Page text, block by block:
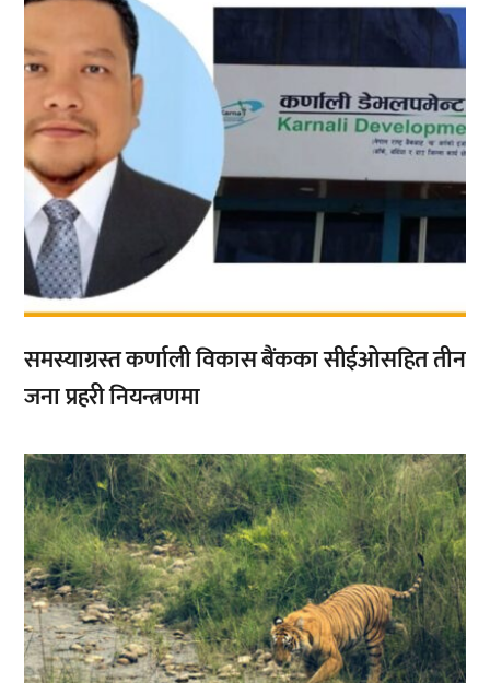
समस्याग्रस्त कर्णाली विकास बैंकका सीईओसहित तीन
जना प्रहरी नियन्त्रणमा
,